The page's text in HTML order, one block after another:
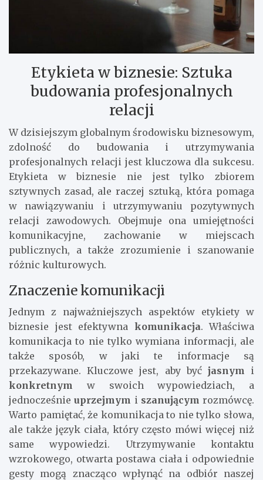
Etykieta w biznesie: Sztuka
budowania profesjonalnych
relacji
W dzisiejszym globalnym środowisku biznesowym,
zdolność do budowania i utrzymywania
profesjonalnych relacji jest kluczowa dla sukcesu.
Etykieta w biznesie nie jest tylko zbiorem
sztywnych zasad, ale raczej sztuką, która pomaga
w nawiązywaniu i utrzymywaniu pozytywnych
relacji zawodowych. Obejmuje ona umiejętności
komunikacyjne, zachowanie w miejscach
publicznych, a także zrozumienie i szanowanie
różnic kulturowych.
Znaczenie komunikacji
Jednym z najważniejszych aspektów etykiety w
biznesie jest efektywna komunikacja. Właściwa
komunikacja to nie tylko wymiana informacji, ale
także sposób, w jaki te informacje są
przekazywane. Kluczowe jest, aby być jasnym i
konkretnym w swoich wypowiedziach, a
jednocześnieuprzejmym i szanującym rozmówcę.
Warto pamiętać, że komunikacja to nie tylko słowa,
ale także język ciała, który często mówi więcej niż
same wypowiedzi. Utrzymywanie kontaktu
wzrokowego, otwarta postawa ciała i odpowiednie
gesty mogą znacząco wpłynąć na odbiór naszej